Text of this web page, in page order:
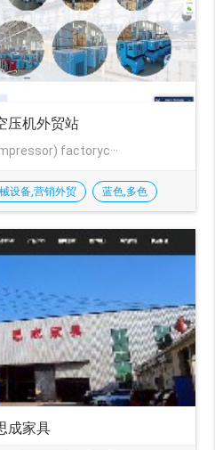
压机外贸站
factoryc···
设备,营销外贸 蓝色,多色
成家具